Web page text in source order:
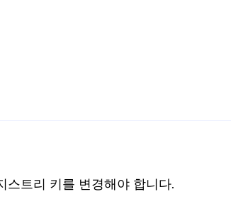
스트리 키를 변경해야 합니다.